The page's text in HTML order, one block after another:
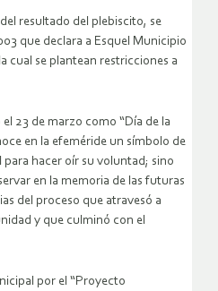
resultado del plebiscito, se
que declara a Esquel Municipio
cual se plantean restricciones a
23 de marzo como “Día de la
en la efeméride un símbolo de
para hacer oír su voluntad; sino
en la memoria de las futuras
del proceso que atravesó a
y que culminó con el
por el “Proyecto